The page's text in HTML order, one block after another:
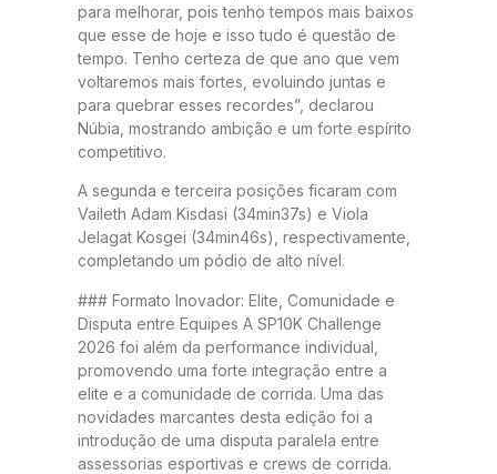
para melhorar, pois tenho tempos mais baixos
que esse de hoje e isso tudo é questão de
tempo. Tenho certeza de que ano que vem
voltaremos mais fortes, evoluindo juntas e
para quebrar esses recordes”, declarou
Núbia, mostrando ambição e um forte espírito
competitivo.
A segunda e terceira posições ficaram com
Vaileth Adam Kisdasi (34min37s) e Viola
Jelagat Kosgei (34min46s), respectivamente,
completando um pódio de alto nível.
### Formato Inovador: Elite, Comunidade e
Disputa entre Equipes A SP10K Challenge
2026 foi além da performance individual,
promovendo uma forte integração entre a
elite e a comunidade de corrida. Uma das
novidades marcantes desta edição foi a
introdução de uma disputa paralela entre
assessorias esportivas e crews de corrida.